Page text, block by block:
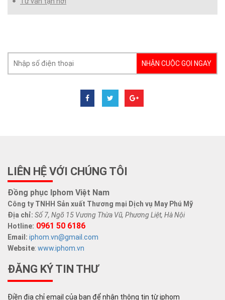
NHẬN CUỘC GỌI NGAY
LIÊN HỆ VỚI CHÚNG TÔI
Đồng phục Iphom Việt Nam
Công ty TNHH Sản xuất Thương mại Dịch vụ May Phú Mỹ
Địa chỉ: Số 7, Ngõ 15 Vương Thừa Vũ, Phương Liệt, Hà Nội
Hotline: 0961 50 6186
Email: iphom.vn@gmail.com
Website: www.iphom.vn
ĐĂNG KÝ TIN THƯ
Điền địa chỉ email của bạn để nhận thông tin từ iphom